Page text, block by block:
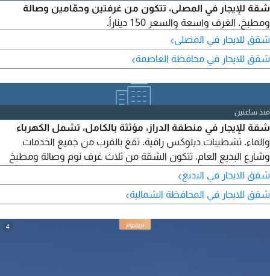
شقة للإيجار في المصلى، تتكون من غرفتين وحمّامين وصالة
ومطبخ. الغرف واسعة والسعر 150 ديناراً.
شقق للايجار في المصلى›
شقق للايجار في محافظة العاصمة›
منذ ساعتين
شقة للإيجار في منطقة الدراز، مؤثثة بالكامل، تشمل الكهرباء
والماء. تشطيبات ديلوكس راقية. تقع بالقرب من جميع الخدمات
وشارع البديع العام. تتكون الشقة من ثلاث غرف نوم وصالة ومطبخ
فرصة رائعة للعائلات. للجادين فقط.
شقق للايجار في البديع›
شقق للايجار في المحافظة الشمالية›
4